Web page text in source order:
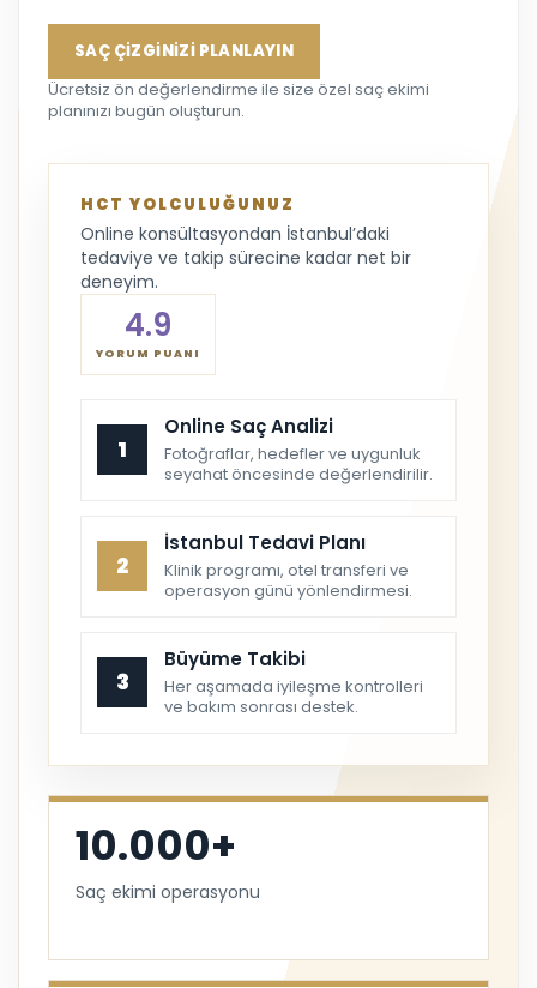
SAÇ ÇİZGİNİZİ PLANLAYIN
Ücretsiz ön değerlendirme ile size özel saç ekimi
planınızı bugün oluşturun.
HCT YOLCULUĞUNUZ
Online konsültasyondan İstanbul’daki
tedaviye ve takip sürecine kadar net bir
deneyim.
4.9
YORUM PUANI
1
Online Saç Analizi
Fotoğraflar, hedefler ve uygunluk
seyahat öncesinde değerlendirilir.
2
İstanbul Tedavi Planı
Klinik programı, otel transferi ve
operasyon günü yönlendirmesi.
3
Büyüme Takibi
Her aşamada iyileşme kontrolleri
ve bakım sonrası destek.
10.000+
Saç ekimi operasyonu